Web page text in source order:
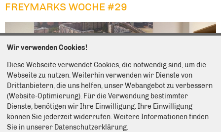
FREYMARKS WOCHE #29
FREYMARKS WOCHE #29
Wir verwenden Cookies!
Diese Webseite verwendet Cookies, die notwendig sind, um die
Webseite zu nutzen. Weiterhin verwenden wir Dienste von
Drittanbietern, die uns helfen, unser Webangebot zu verbessern
(Website-Optimierung). Für die Verwendung bestimmter
Dienste, benötigen wir Ihre Einwilligung. Ihre Einwilligung
können Sie jederzeit widerrufen. Weitere Informationen finden
Sie in unserer Datenschutzerklärung.